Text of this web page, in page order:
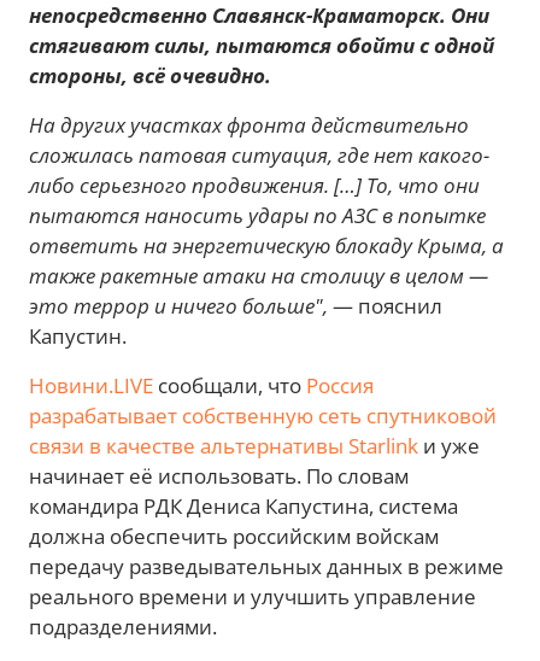
непосредственно Славянск-Краматорск. Они
стягивают силы, пытаются обойти с одной
стороны, всё очевидно.
На других участках фронта действительно
сложилась патовая ситуация, где нет какого-
либо серьезного продвижения. […] То, что они
пытаются наносить удары по АЗС в попытке
ответить на энергетическую блокаду Крыма, а
также ракетные атаки на столицу в целом —
это террор и ничего больше", — пояснил
Капустин.
Новини.LIVE сообщали, что Россия
разрабатывает собственную сеть спутниковой
связи в качестве альтернативы Starlink и уже
начинает её использовать. По словам
командира РДК Дениса Капустина, система
должна обеспечить российским войскам
передачу разведывательных данных в режиме
реального времени и улучшить управление
подразделениями.